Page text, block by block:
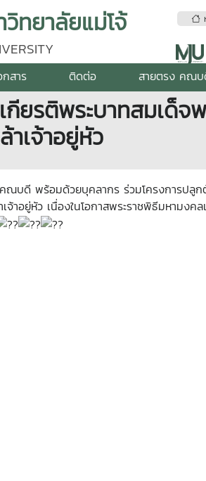
ทยาลัยแม่โจ้
กสาร ติดต่อ สายตรง คณ
ยรติพระบาทสมเด็จ
เจ้าอยู่หัว
บดี พร้อมด้วยบุคลากร ร่วมโครงการปลูก
าอยู่หัว เนื่องในโอกาสพระราชพิธีมหามง